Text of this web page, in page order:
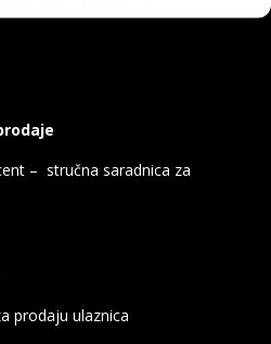
– stručna saradnica za
prodaju ulaznica